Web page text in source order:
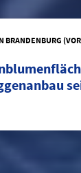
BRANDENBURG